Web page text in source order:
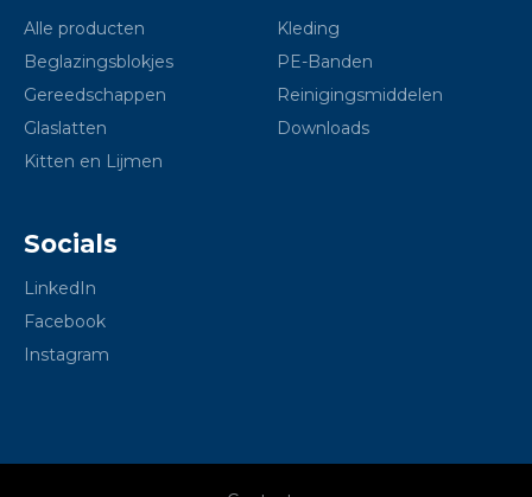
Alle producten
Beglazingsblokjes
Gereedschappen
Glaslatten
Kitten en Lijmen
Kleding
PE-Banden
Reinigingsmiddelen
Downloads
Socials
LinkedIn
Facebook
Instagram